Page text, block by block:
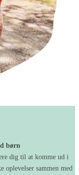
børn
dig til at komme ud i
oplevelser sammen med